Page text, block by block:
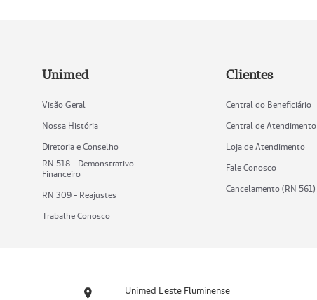
Unimed
Visão Geral
Nossa História
Diretoria e Conselho
RN 518 - Demonstrativo
Financeiro
RN 309 - Reajustes
Trabalhe Conosco
Clientes
Central do Beneficiário
Central de Atendimento
Loja de Atendimento
Fale Conosco
Cancelamento (RN 561)
Unimed Leste Fluminense